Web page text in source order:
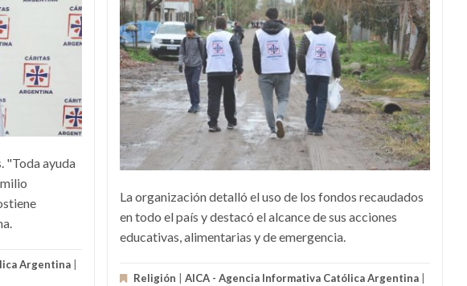
"Toda ayuda
Argentina
La organización detalló el uso de los fondos recaudados
en todo el país y destacó el alcance de sus acciones
educativas, alimentarias y de emergencia.
Religión AICA - Agencia Informativa Católica Argentina